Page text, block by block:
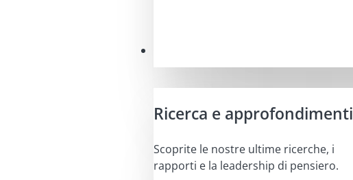
Ricerca e approfondimenti
Scoprite le nostre ultime ricerche, i
rapporti e la leadership di pensiero.